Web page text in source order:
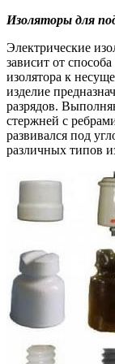
Изоляторы для
Электрические
зависит от
изолятора к
изделие
разрядов.
стержней с
развивался под
различных типов